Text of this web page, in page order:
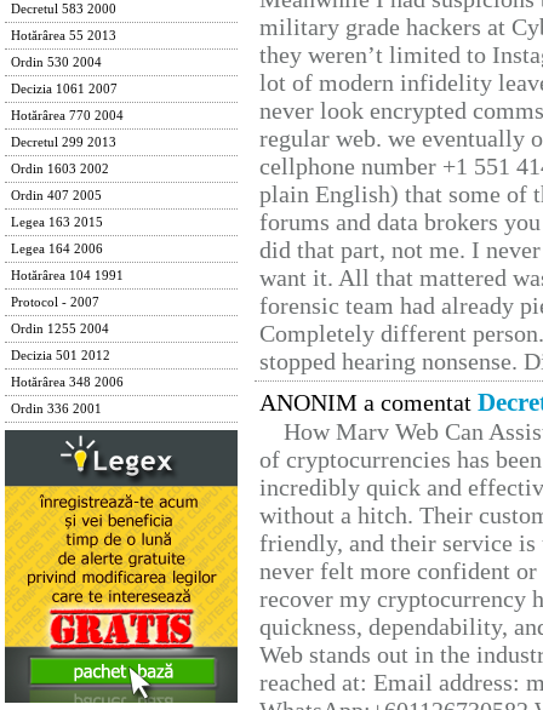
Decretul 583 2000
Hotărârea 55 2013
Ordin 530 2004
Decizia 1061 2007
Hotărârea 770 2004
Decretul 299 2013
Ordin 1603 2002
Ordin 407 2005
Legea 163 2015
Legea 164 2006
Hotărârea 104 1991
Protocol - 2007
Ordin 1255 2004
Decizia 501 2012
Hotărârea 348 2006
Ordin 336 2001
military grade hackers at
they weren’t limited to
lot of modern infidelity
never look encrypted
regular web. we eventually
cellphone number +1 551
plain English) that some of
forums and data brokers
did that part, not me. I
want it. All that mattered
forensic team had already
Completely different
stopped hearing nonsense.
ANONIM a comentat
How Marv Web Can
of cryptocurrencies has
incredibly quick and
without a hitch. Their
friendly, and their service
never felt more confident
recover my cryptocurrency
quickness, dependability,
Web stands out in the
reached at: Email address: